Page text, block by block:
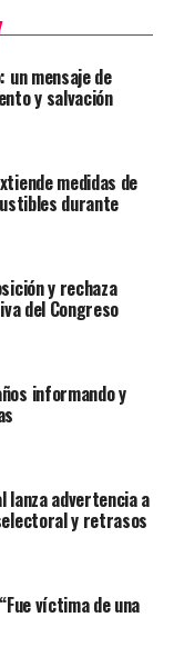
un mensaje de
y salvación
medidas de
durante
y rechaza
del Congreso
informando y
lanza advertencia a
y retrasos
víctima de una